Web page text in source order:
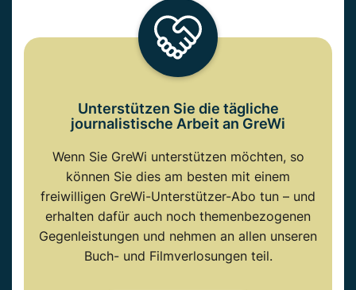
Unterstützen Sie die tägliche
journalistische Arbeit an GreWi
Wenn Sie GreWi unterstützen möchten, so
können Sie dies am besten mit einem
freiwilligen GreWi-Unterstützer-Abo tun – und
erhalten dafür auch noch themenbezogenen
Gegenleistungen und nehmen an allen unseren
Buch- und Filmverlosungen teil.